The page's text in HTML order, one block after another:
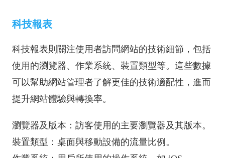
科技報表
科技報表則關注使用者訪問網站的技術細節，包括
使用的瀏覽器、作業系統、裝置類型等。這些數據
可以幫助網站管理者了解更佳的技術適配性，進而
提升網站體驗與轉換率。
瀏覽器及版本：訪客使用的主要瀏覽器及其版本。
裝置類型：桌面與移動設備的流量比例。